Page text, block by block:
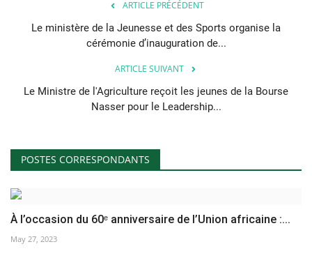
ARTICLE PRÉCÉDENT
Le ministère de la Jeunesse et des Sports organise la
cérémonie d’inauguration de...
ARTICLE SUIVANT
Le Ministre de l'Agriculture reçoit les jeunes de la Bourse
Nasser pour le Leadership...
POSTES CORRESPONDANTS
À l’occasion du 60ᵉ anniversaire de l’Union africaine :...
May 27, 2023